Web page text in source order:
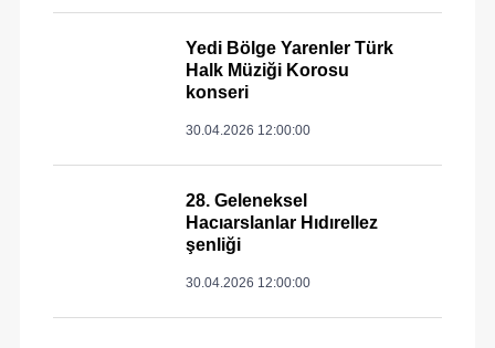
Yedi Bölge Yarenler Türk
Halk Müziği Korosu
konseri
30.04.2026 12:00:00
28. Geleneksel
Hacıarslanlar Hıdırellez
şenliği
30.04.2026 12:00:00